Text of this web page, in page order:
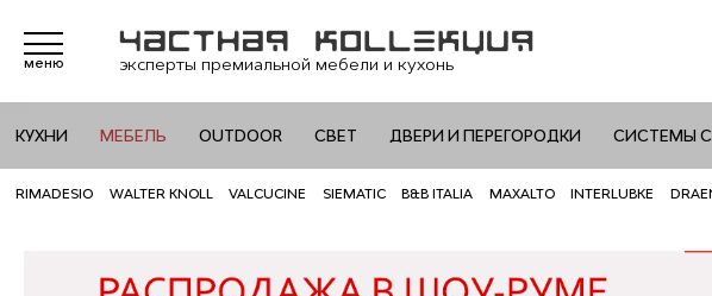
меню эксперты премиальной мебели и кухонь
КУХНИ МЕБЕЛЬ OUTDOOR СВЕТ ДВЕРИ И ПЕРЕГОРОДКИ СИСТЕМЫ
RIMADESIO WALTER KNOLL VALCUCINE SIEMATIC B&B ITALIA MAXALTO INTERLUBKE